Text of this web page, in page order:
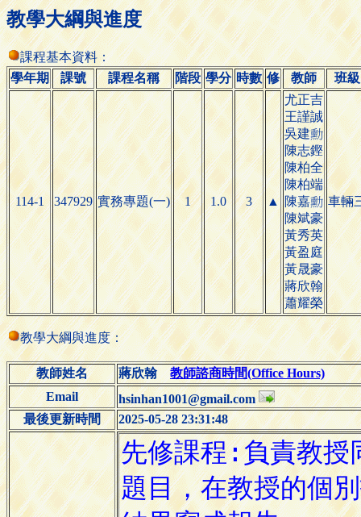
教學大綱與進度
課程基本資料：
學年期
課號 課程名稱 階段 學分 時數 修 教師 班級
114-1 347929 實務專題(一) 1 1.0 3 ▲
尤正吉
王謹誠
吳建
陳志鏗
陳柏全
陳柏端
陳嘉
陳斌豪
黃秀英
黃盈庭
黃晟豪
蔣欣翰
蕭耀榮
車輛
教學大綱與進度：
教師姓名 蔣欣翰教師諮商時間(Office Hours)
Email
hsinhan1001@gmail.com
最後更新時間
2025-05-28 23:31:48